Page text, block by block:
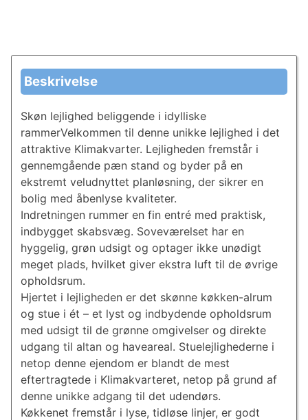
Beskrivelse
Skøn lejlighed beliggende i idylliske
rammerVelkommen til denne unikke lejlighed i det
attraktive Klimakvarter. Lejligheden fremstår i
gennemgående pæn stand og byder på en
ekstremt veludnyttet planløsning, der sikrer en
bolig med åbenlyse kvaliteter.
Indretningen rummer en fin entré med praktisk,
indbygget skabsvæg. Soveværelset har en
hyggelig, grøn udsigt og optager ikke unødigt
meget plads, hvilket giver ekstra luft til de øvrige
opholdsrum.
Hjertet i lejligheden er det skønne køkken-alrum
og stue i ét – et lyst og indbydende opholdsrum
med udsigt til de grønne omgivelser og direkte
udgang til altan og haveareal. Stuelejlighederne i
netop denne ejendom er blandt de mest
eftertragtede i Klimakvarteret, netop på grund af
denne unikke adgang til det udendørs.
Køkkenet fremstår i lyse, tidløse linjer, er godt